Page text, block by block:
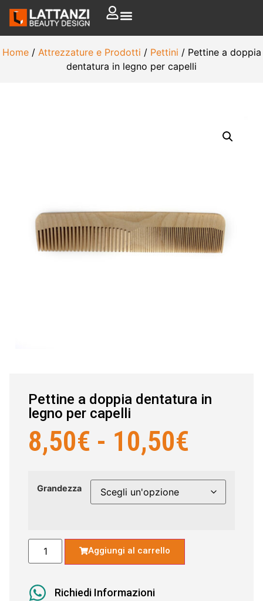
Home/ Attrezzature e Prodotti / Pettini / Pettine a doppia
dentatura in legno per capelli
Pettine a doppia dentatura in
legno per capelli
8,50€ - 10,50€
Grandezza
Aggiungi al carrello
Richiedi Informazioni